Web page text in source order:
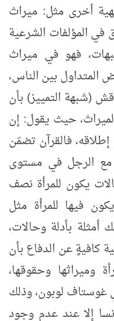
أخرى مثل: ميراث
في المؤلفات الشرعية
فهو في ميراث
المتداول بين الناس،
(شبهة التمييز) بأن
حيث يقول: إن
فالقرآن تضمّن
مع الرجل في مستوى
يكون للمرأة نصف
فيها للمرأة مثل
بأدلة وحالات،
كافيةٍ عن الدفاع بأن
وميراثها وحقوقها،
غوستاف لوبون، وذلك
إلا عند عدم وجود